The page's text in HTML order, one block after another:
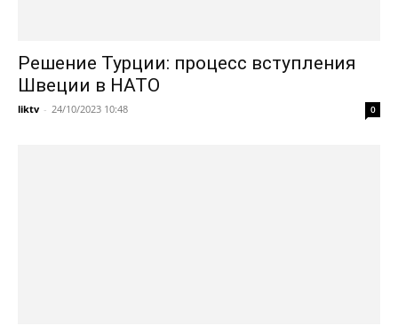
Решение Турции: процесс вступления
Швеции в НАТО
liktv - 24/10/2023 10:48 0